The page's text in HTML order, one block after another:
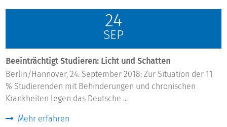
24
SEP
Beeinträchtigt Studieren: Licht und Schatten
Berlin/Hannover, 24. September 2018: Zur Situation der 11
% Studierenden mit Behinderungen und chronischen
Krankheiten legen das Deutsche ...
Mehr erfahren